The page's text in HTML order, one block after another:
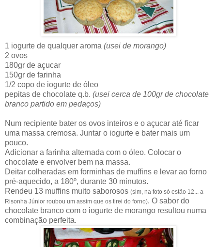
1 iogurte de qualquer aroma (usei de morango)
2 ovos
180gr de açucar
150gr de farinha
1/2 copo de iogurte de óleo
pepitas de chocolate q.b. (usei cerca de 100gr de chocolate
branco partido em pedaços)
Num recipiente bater os ovos inteiros e o açucar até ficar
uma massa cremosa. Juntar o iogurte e bater mais um
pouco.
Adicionar a farinha alternada com o óleo. Colocar o
chocolate e envolver bem na massa.
Deitar colheradas em forminhas de muffins e levar ao forno
pré-aquecido, a 180º, durante 30 minutos.
Rendeu 13 muffins muito saborosos (sim, na foto só estão 12... a
Risonha Júnior roubou um assim que os tirei do forno). O sabor do
chocolate branco com o iogurte de morango resultou numa
combinação perfeita.